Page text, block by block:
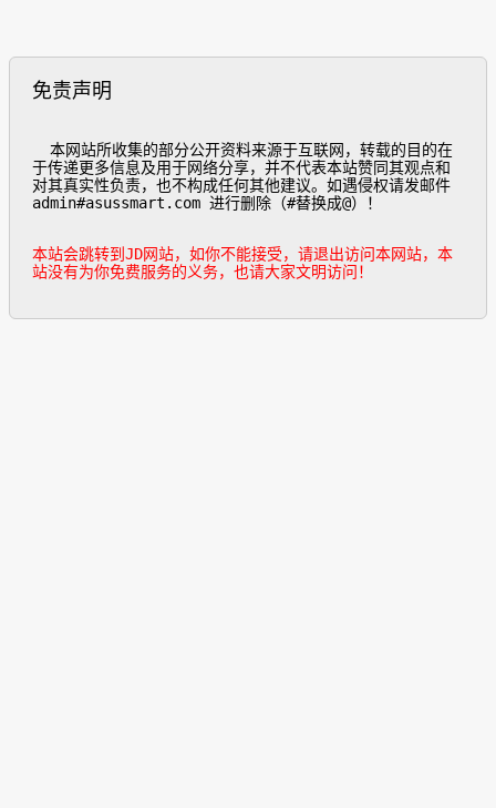
免责声明
于传递更多信息及用于网络分享，并不代表本站赞同其观点和
对其真实性负责，也不构成任何其他建议。如遇侵权请发邮件
admin#asussmart.com 进行删除（#替换成@）！
本站会跳转到JD网站，如你不能接受，请退出访问本网站，本
站没有为你免费服务的义务，也请大家文明访问！